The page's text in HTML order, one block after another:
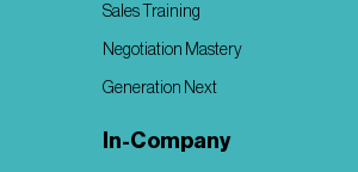
Sales Training
Negotiation Mastery
Generation Next
In-Company